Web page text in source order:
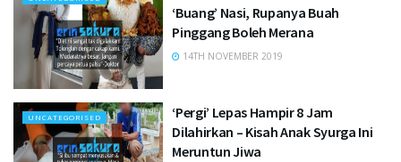
‘Buang’ Nasi, Rupanya Buah
Pinggang Boleh Merana
14TH NOVEMBER 2019
UNCATEGORISED
‘Pergi’ Lepas Hampir 8 Jam
Dilahirkan – Kisah Anak Syurga Ini
Meruntun Jiwa